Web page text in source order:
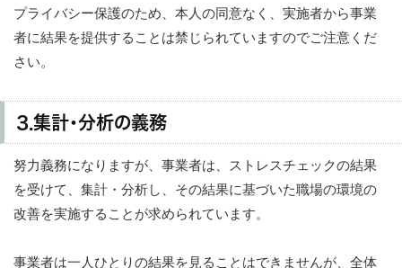
プライバシー保護のため、本人の同意なく、実施者から事業
者に結果を提供することは禁じられていますのでご注意くだ
さい。
3.集計・分析の義務
努力義務になりますが、事業者は、ストレスチェックの結果
を受けて、集計・分析し、その結果に基づいた職場の環境の
改善を実施することが求められています。
事業者は一人ひとりの結果を見ることはできませんが、全体